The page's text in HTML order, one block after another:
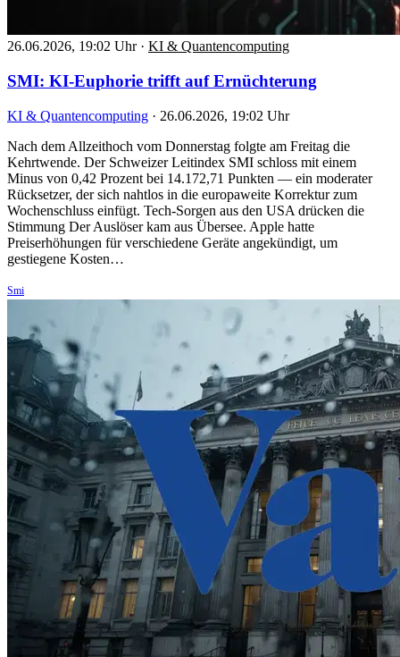
26.06.2026, 19:02 Uhr · KI & Quantencomputing
SMI: KI-Euphorie trifft auf Ernüchterung
KI & Quantencomputing · 26.06.2026, 19:02 Uhr
Nach dem Allzeithoch vom Donnerstag folgte am Freitag die
Kehrtwende. Der Schweizer Leitindex SMI schloss mit einem
Minus von 0,42 Prozent bei 14.172,71 Punkten — ein moderater
Rücksetzer, der sich nahtlos in die europaweite Korrektur zum
Wochenschluss einfügt. Tech-Sorgen aus den USA drücken die
Stimmung Der Auslöser kam aus Übersee. Apple hatte
Preiserhöhungen für verschiedene Geräte angekündigt, um
gestiegene Kosten…
Smi